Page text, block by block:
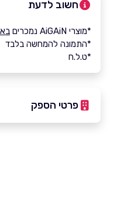
חשוב לדעת
*מוצרי AiGAiN נמכרים
*התמונה להמחשה בלבד
*ט.ל.ח
פרטי הספק